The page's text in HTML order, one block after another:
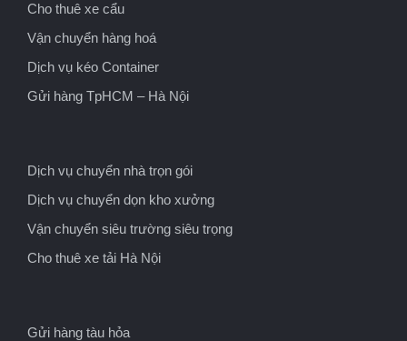
Cho thuê xe cẩu
Vận chuyển hàng hoá
Dịch vụ kéo Container
Gửi hàng TpHCM – Hà Nội
Dịch vụ chuyển nhà trọn gói
Dịch vụ chuyển dọn kho xưởng
Vận chuyển siêu trường siêu trọng
Cho thuê xe tải Hà Nội
Gửi hàng tàu hỏa